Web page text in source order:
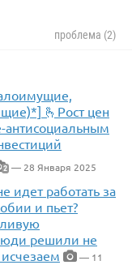
проблема (2)
🫰Рост цен
антисоциальным
2 — 28 Января 2025
идет работать за
и пьет?
решили не
— 11